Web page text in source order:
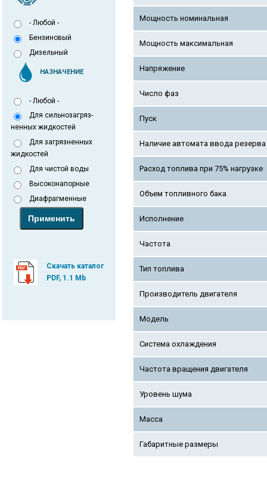
- Любой -
Бензиновый
Дизельный
НАЗНАЧЕНИЕ
- Любой -
Для сильнозагряз-
ненных жидкостей
Для загрязненных
жидкостей
Для чистой воды
Высоконапорные
Диафрагменные
Скачать каталог
PDF, 1.1 Mb
Мощность номинальная
Мощность максимальная
Напряжение
Число фаз
Пуск
Наличие автомата ввода
Расход топлива при 75% нагрузке
Объем топливного бака
Исполнение
Частота
Тип топлива
Производитель двигателя
Модель
Система охлаждения
Частота вращения двигателя
Уровень шума
Масса
Габаритные размеры